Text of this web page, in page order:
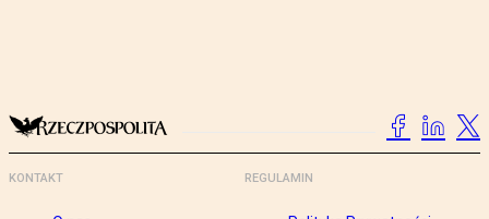
KONTAKT REGULAMIN